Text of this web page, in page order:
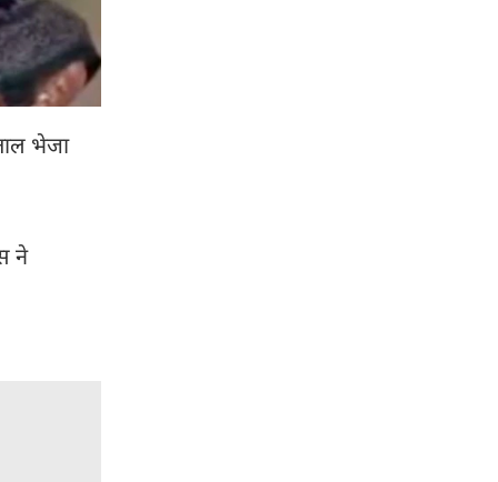
भेजा
ने